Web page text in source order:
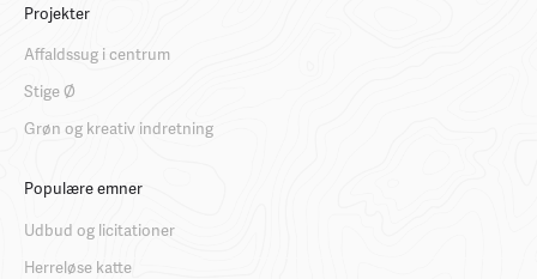
Projekter
Affaldssug i centrum
Stige Ø
Grøn og kreativ indretning
Populære emner
Udbud og licitationer
Herreløse katte